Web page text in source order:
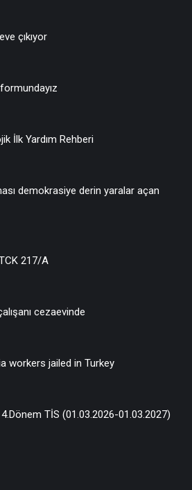
çıkıyor
İlk Yardım Rehberi
demokrasiye derin yaralar açan
217/A
cezaevinde
workers jailed in Turkey
TİS (01.03.2026-01.03.2027)